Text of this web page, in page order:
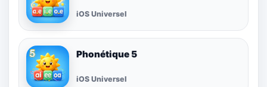
iOS Universel
Phonétique 5
iOS Universel